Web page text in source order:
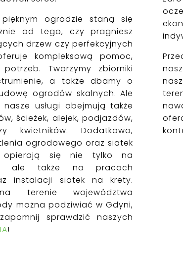
ogrodzie staną się
od tego, czy pragniesz
drzew czy perfekcyjnych
kompleksową pomoc,
Tworzymy zbiorniki
a także dbamy o
ogrodów skalnych. Ale
usługi obejmują także
ścieżek, alejek, podjazdów,
kwietników. Dodatkowo,
ogrodowego oraz siatek
opierają się nie tylko na
ale także na pracach
instalacji siatek na krety.
terenie województwa
można podziwiać w Gdyni,
sprawdzić naszych
!